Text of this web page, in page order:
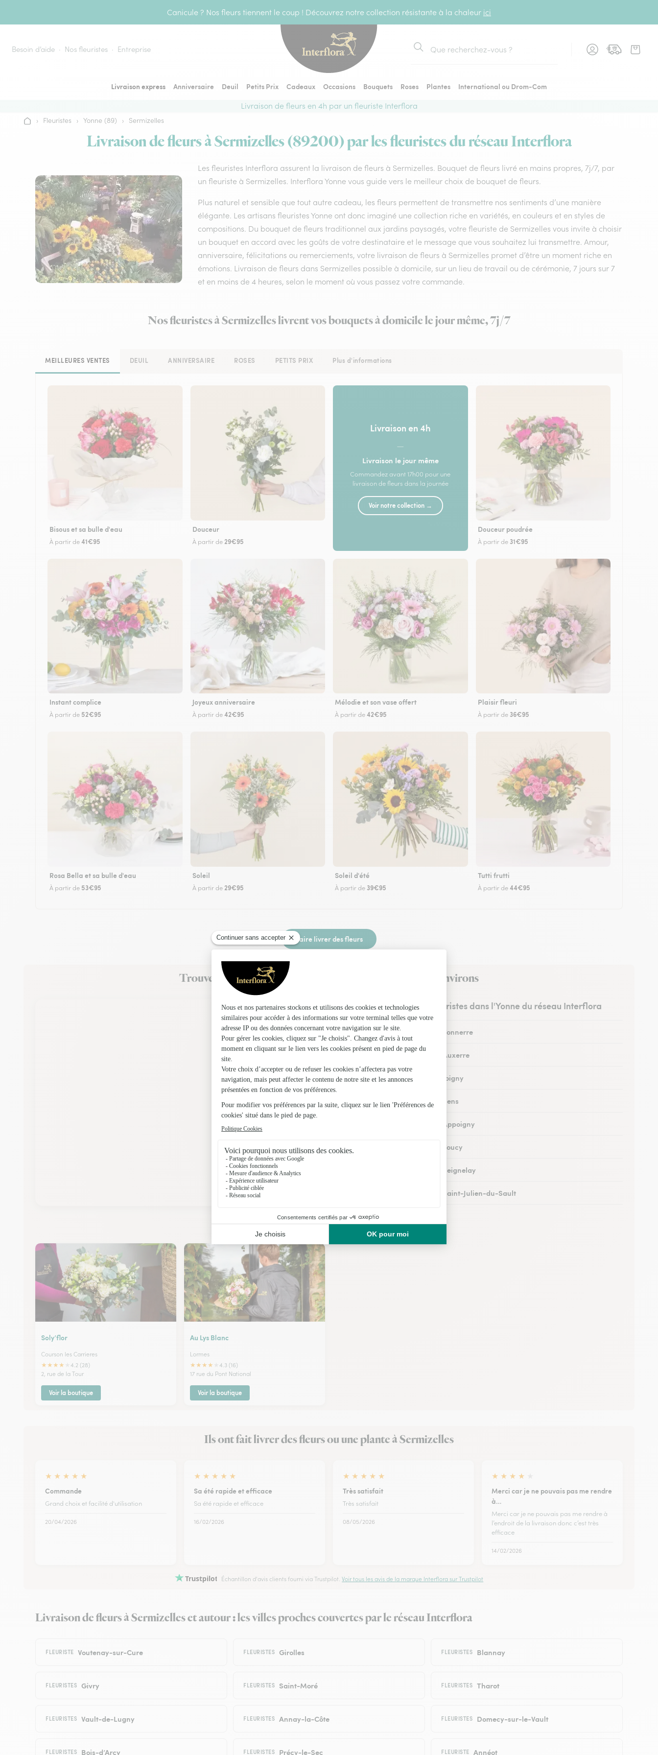
Canicule ? Nos fleurs tiennent le coup ! Découvrez notre collection résistante à la chaleur ici
Besoin d’aide Nos fleuristes Entreprise
Rechercher
Livraison express Anniversaire Deuil Petits Prix Cadeaux Occasions Bouquets Roses Plantes
International ou Drom-Com
Livraison de fleurs en 4h par un fleuriste Interflora
Accueil
› Fleuristes › Yonne (89) › Sermizelles
Livraison de fleurs à Sermizelles (89200) par les fleuristes du réseau Interflora
Les fleuristes Interflora assurent la livraison de fleurs à Sermizelles. Bouquet de fleurs livré en mains propres, 7j/7, par
un fleuriste à Sermizelles. Interflora Yonne vous guide vers le meilleur choix de bouquet de fleurs.
Plus naturel et sensible que tout autre cadeau, les fleurs permettent de transmettre nos sentiments d’une manière
élégante. Les artisans fleuristes Yonne ont donc imaginé une collection riche en variétés, en couleurs et en styles de
compositions. Du bouquet de fleurs traditionnel aux jardins paysagés, votre fleuriste de Sermizelles vous invite à choisir
un bouquet en accord avec les goûts de votre destinataire et le message que vous souhaitez lui transmettre. Amour,
anniversaire, félicitations ou remerciements, votre livraison de fleurs à Sermizelles promet d’être un moment riche en
émotions. Livraison de fleurs dans Sermizelles possible à domicile, sur un lieu de travail ou de cérémonie, 7 jours sur 7
et en moins de 4 heures, selon le moment où vous passez votre commande.
Nos fleuristes à Sermizelles livrent vos bouquets à domicile le jour même, 7j/7
MEILLEURES VENTES DEUIL ANNIVERSAIRE ROSES PETITS PRIX Plus d'informations
Bisous et sa bulle d'eau
À partir de41€95
Douceur
À partir de 29€95
Livraison en 4h
—
Livraison le jour même
Commandez avant 17h00 pour une
livraison de fleurs dans la journée
Voir notre collection →
Douceur poudrée
À partir de 31€95
Instant complice
À partir de 52€95
Joyeux anniversaire
À partir de42€95
Mélodie et son vase offert
À partir de42€95
Plaisir fleuri
À partir de 36€95
Rosa Bella et sa bulle d'eau
À partir de 53€95
Soleil
À partir de 29€95
Soleil d'été
À partir de 39€95
Tutti frutti
À partir de44€95
Faire livrer des fleurs
Trouvez un fleuriste Interflora à Sermizelles et dans ses environs
Les fleuristes dans l'Yonne du réseau Interflora
Fleuristes à Tonnerre
Fleuristes à Auxerre
Fleuristes à Joigny
Fleuristes à Sens
Fleuristes à Appoigny
Fleuristes à Toucy
Fleuristes à Seignelay
Fleuristes à Saint-Julien-du-Sault
Fleuristes à Monéteau
Nos fleuristes à Sermizelles
Soly’flor
Courson les Carrieres
★★★★
4.2 (28)
2, rue de la Tour
Voir la boutique
Au Lys Blanc
Lormes
★★★★
4.3 (16)
17 rue du Pont National
Voir la boutique
Ils ont fait livrer des fleurs ou une plante à Sermizelles
★ ★ ★ ★ ★
Commande
Grand choix et facilité d'utilisation
20/04/2026
★ ★ ★ ★ ★
Sa été rapide et efficace
Sa été rapide et efficace
16/02/2026
★ ★ ★ ★ ★
Très satisfait
Très satisfait
08/05/2026
★ ★ ★ ★
Merci car je ne pouvais pas me rendre
à…
Merci car je ne pouvais pas me rendre à
l’endroit de la livraison donc c’est très
efficace
14/02/2026
Trustpilot Échantillon d'avis clients fourni via Trustpilot.Voir tous les avis de la marque Interflora sur Trustpilot
Livraison de fleurs à Sermizelles et autour : les villes proches couvertes par le réseau Interflora
FLEURISTE Voutenay-sur-Cure FLEURISTES Girolles FLEURISTES Blannay
FLEURISTES Givry FLEURISTES Saint-Moré FLEURISTES Tharot
FLEURISTES Vault-de-Lugny FLEURISTES Annay-la-Côte FLEURISTES Domecy-sur-le-Vault
FLEURISTES Bois-d’Arcy FLEURISTES Précy-le-Sec FLEURISTE Annéot